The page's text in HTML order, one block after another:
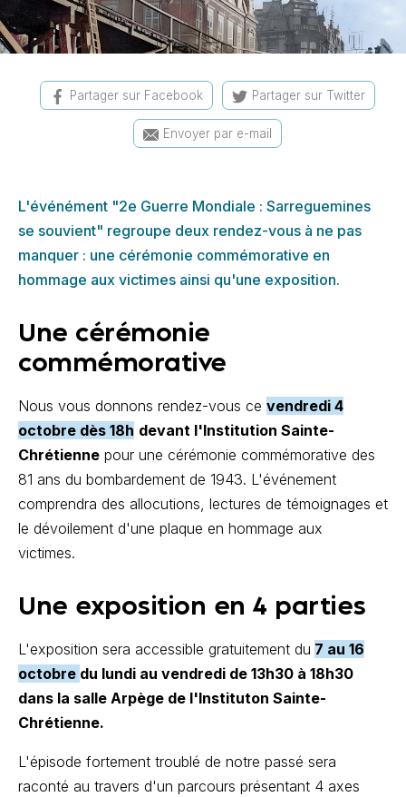
Partager sur Facebook Partager sur Twitter
Envoyer par e-mail
L'événément "2e Guerre Mondiale : Sarreguemines
se souvient" regroupe deux rendez-vous à ne pas
manquer : une cérémonie commémorative en
hommage aux victimes ainsi qu'une exposition.
Une cérémonie
commémorative
Nous vous donnons rendez-vous ce vendredi 4
octobre dès 18h devant l'Institution Sainte-
Chrétienne pour une cérémonie commémorative des
81 ans du bombardement de 1943. L'événement
comprendra des allocutions, lectures de témoignages et
le dévoilement d'une plaque en hommage aux
victimes.
Une exposition en 4 parties
L'exposition sera accessible gratuitement du 7 au 16
octobre du lundi au vendredi de 13h30 à 18h30
dans la salle Arpège de l'Instituton Sainte-
Chrétienne.
L'épisode fortement troublé de notre passé sera
raconté au travers d'un parcours présentant 4 axes